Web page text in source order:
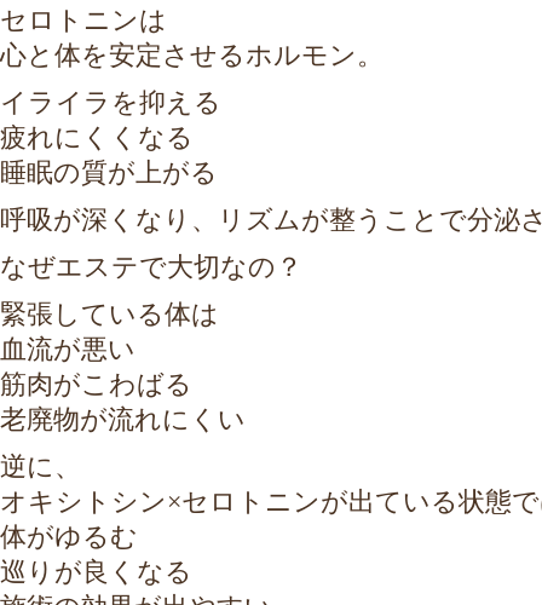
セロトニンは
心と体を安定させるホルモン。
イライラを抑える
疲れにくくなる
睡眠の質が上がる
呼吸が深くなり、リズムが整うことで分泌
なぜエステで大切なの？
緊張している体は
血流が悪い
筋肉がこわばる
老廃物が流れにくい
逆に、
オキシトシン×セロトニンが出ている状態
体がゆるむ
巡りが良くなる